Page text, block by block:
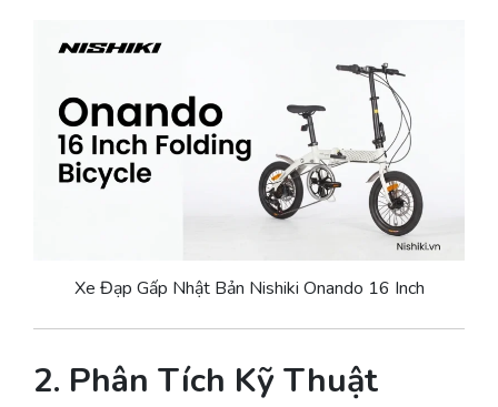
Xe Đạp Gấp Nhật Bản Nishiki Onando 16 Inch
2. Phân Tích Kỹ Thuật